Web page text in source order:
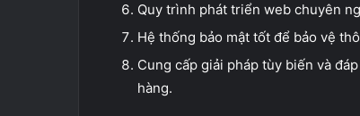
Quy trình phát triển web chuyên
Hệ thống bảo mật tốt để bảo vệ
Cung cấp giải pháp tùy biến và
hàng.